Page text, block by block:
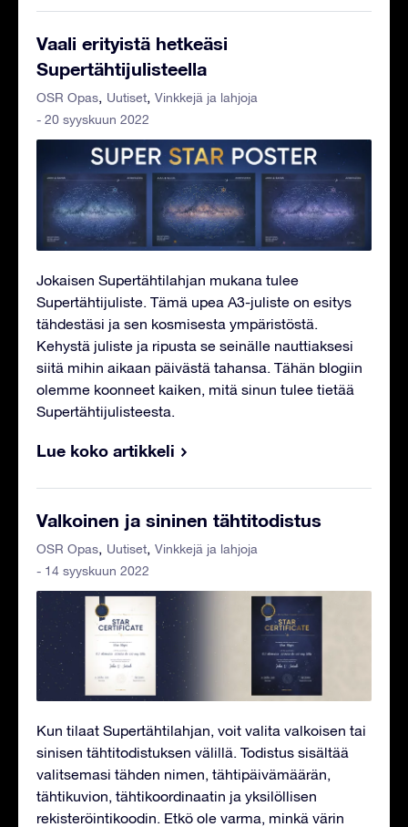
Vaali erityistä hetkeäsi
Supertähtijulisteella
OSR Opas Uutiset Vinkkejä ja lahjoja
- 20 syyskuun 2022
Jokaisen Supertähtilahjan mukana tulee
Supertähtijuliste. Tämä upea A3-juliste on esitys
tähdestäsi ja sen kosmisesta ympäristöstä.
Kehystä juliste ja ripusta se seinälle nauttiaksesi
siitä mihin aikaan päivästä tahansa. Tähän blogiin
olemme koonneet kaiken, mitä sinun tulee tietää
Supertähtijulisteesta.
Lue koko artikkeli
Valkoinen ja sininen tähtitodistus
OSR Opas Uutiset Vinkkejä ja lahjoja
- 14 syyskuun 2022
Kun tilaat Supertähtilahjan, voit valita valkoisen tai
sinisen tähtitodistuksen välillä. Todistus sisältää
valitsemasi tähden nimen, tähtipäivämäärän,
tähtikuvion, tähtikoordinaatin ja yksilöllisen
rekisteröintikoodin. Etkö ole varma, minkä värin